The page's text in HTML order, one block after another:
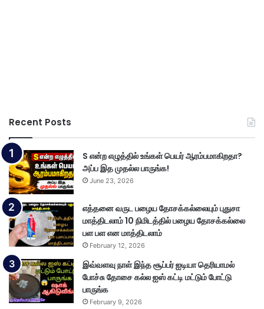
Recent Posts
S என்ற எழுத்தில் உங்கள் பெயர் ஆரம்பமாகிறதா?
அப்ப இத முதல்ல பாருங்க!
June 23, 2026
எத்தனை வருட பழைய தோசக்கல்லையும் புதுசா
மாத்திடலாம் 10 நிமிடத்தில் பழைய தோசக்கல்லை
பள பள என மாத்திடலாம்
February 12, 2026
இவ்வளவு நாள் இந்த சூப்பர் ஐடியா தெரியாமல்
போச்சு தோசை கல்ல ஐஸ் கட்டி மட்டும் போட்டு
பாருங்க
February 9, 2026